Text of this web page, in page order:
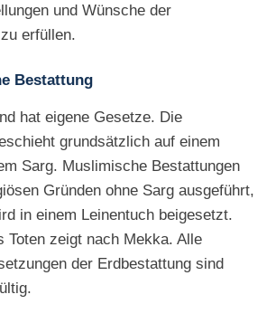
und Wünsche der
erfüllen.
Bestattung
hat eigene Gesetze. Die
grundsätzlich auf einem
Sarg. Muslimische Bestattungen
Gründen ohne Sarg ausgeführt,
in einem Leinentuch beigesetzt.
Toten zeigt nach Mekka. Alle
der Erdbestattung sind